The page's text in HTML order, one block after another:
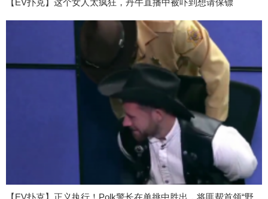
【EV扑克】正义执行！Polk警长在单挑中胜出，将匪帮首领“野